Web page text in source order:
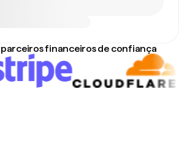
financeiros de confiança